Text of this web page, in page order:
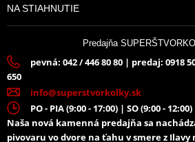
NA STIAHNUTIE
Predajňa
pevná: 042 / 446 80 80 | predaj: 0918
650
info@superstvorkolky.sk
PO - PIA (9:00 - 17:00) | SO (9:00 - 12:00)
Naša nová kamenná predajňa sa
pivovaru vo dvore na ťahu v smere z Ilavy